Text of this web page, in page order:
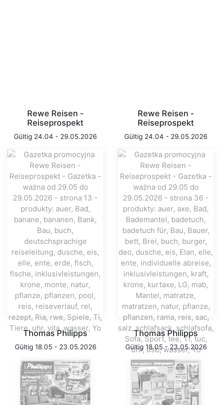
Rewe Reisen -
Reiseprospekt
Gültig 24.04 - 29.05.2026
Rewe Reisen -
Reiseprospekt
Gültig 24.04 - 29.05.2026
Thomas Philipps
Gültig 18.05 - 23.05.2026
Thomas Philipps
Gültig 18.05 - 23.05.2026